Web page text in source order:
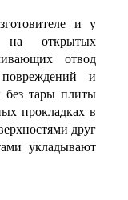
и у
на открытых
отвод
и
без тары плиты
прокладках в
друг
укладывают